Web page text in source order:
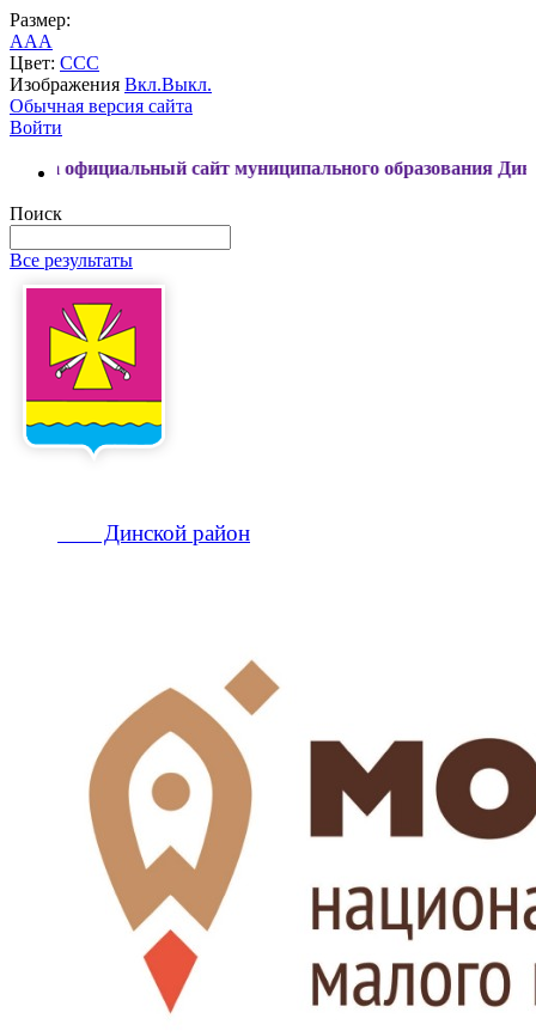
Размер:
AAA
Цвет: CCC
Изображения Вкл.Выкл.
Обычная версия сайта
Войти
сайт муниципального образования Динской район
Поиск
Все результаты
Динской район